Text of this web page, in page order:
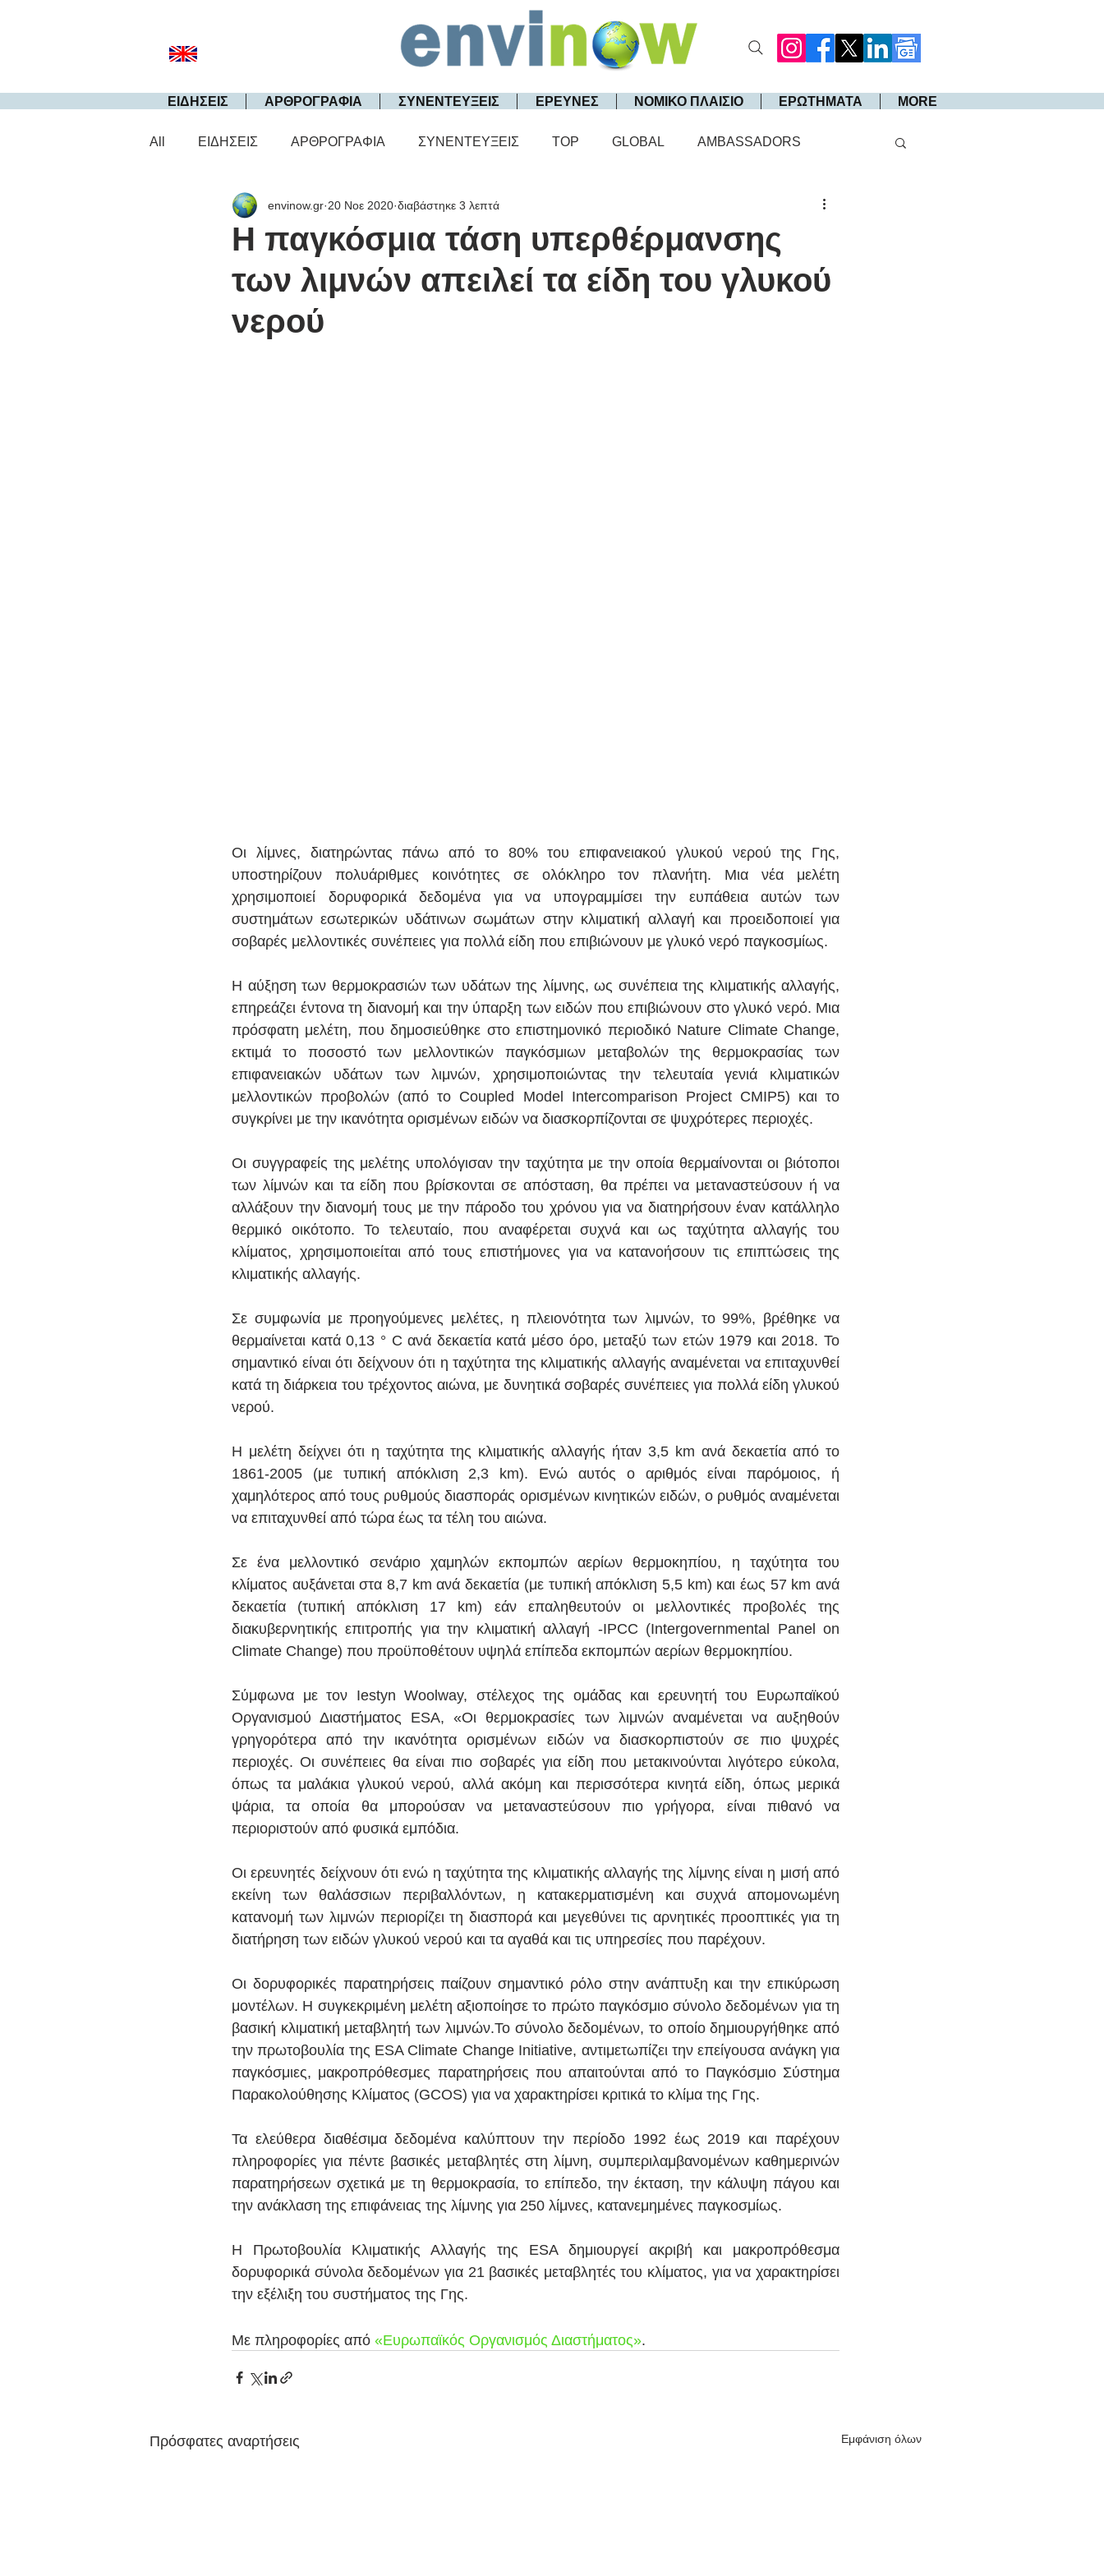
ΕΙΔΗΣΕΙΣ ΑΡΘΡΟΓΡΑΦΙΑ ΣΥΝΕΝΤΕΥΞΕΙΣ ΕΡΕΥΝΕΣ ΝΟΜΙΚΟ ΠΛΑΙΣΙΟ ΕΡΩΤΗΜΑΤΑ MORE
All ΕΙΔΗΣΕΙΣ ΑΡΘΡΟΓΡΑΦΙΑ ΣΥΝΕΝΤΕΥΞΕΙΣ TOP GLOBAL AMBASSADORS
Η παγκόσμια τάση υπερθέρμανσης
των λιμνών απειλεί τα είδη του γλυκού
νερού
envinow.gr 20 Νοε 2020 διαβάστηκε 3 λεπτά
Οι λίμνες, διατηρώντας πάνω από το 80% του επιφανειακού γλυκού νερού της Γης,
υποστηρίζουν πολυάριθμες κοινότητες σε ολόκληρο τον πλανήτη. Μια νέα μελέτη
χρησιμοποιεί δορυφορικά δεδομένα για να υπογραμμίσει την ευπάθεια αυτών των
συστημάτων εσωτερικών υδάτινων σωμάτων στην κλιματική αλλαγή και προειδοποιεί για
σοβαρές μελλοντικές συνέπειες για πολλά είδη που επιβιώνουν με γλυκό νερό παγκοσμίως.
Η αύξηση των θερμοκρασιών των υδάτων της λίμνης, ως συνέπεια της κλιματικής αλλαγής,
επηρεάζει έντονα τη διανομή και την ύπαρξη των ειδών που επιβιώνουν στο γλυκό νερό. Μια
πρόσφατη μελέτη, που δημοσιεύθηκε στο επιστημονικό περιοδικό Nature Climate Change,
εκτιμά το ποσοστό των μελλοντικών παγκόσμιων μεταβολών της θερμοκρασίας των
επιφανειακών υδάτων των λιμνών, χρησιμοποιώντας την τελευταία γενιά κλιματικών
μελλοντικών προβολών (από το Coupled Model Intercomparison Project CMIP5) και το
συγκρίνει με την ικανότητα ορισμένων ειδών να διασκορπίζονται σε ψυχρότερες περιοχές.
Οι συγγραφείς της μελέτης υπολόγισαν την ταχύτητα με την οποία θερμαίνονται οι βιότοποι
των λίμνών και τα είδη που βρίσκονται σε απόσταση, θα πρέπει να μεταναστεύσουν ή να
αλλάξουν την διανομή τους με την πάροδο του χρόνου για να διατηρήσουν έναν κατάλληλο
θερμικό οικότοπο. Το τελευταίο, που αναφέρεται συχνά και ως ταχύτητα αλλαγής του
κλίματος, χρησιμοποιείται από τους επιστήμονες για να κατανοήσουν τις επιπτώσεις της
κλιματικής αλλαγής.
Σε συμφωνία με προηγούμενες μελέτες, η πλειονότητα των λιμνών, το 99%, βρέθηκε να
θερμαίνεται κατά 0,13 ° C ανά δεκαετία κατά μέσο όρο, μεταξύ των ετών 1979 και 2018. Το
σημαντικό είναι ότι δείχνουν ότι η ταχύτητα της κλιματικής αλλαγής αναμένεται να επιταχυνθεί
κατά τη διάρκεια του τρέχοντος αιώνα, με δυνητικά σοβαρές συνέπειες για πολλά είδη γλυκού
νερού.
Η μελέτη δείχνει ότι η ταχύτητα της κλιματικής αλλαγής ήταν 3,5 km ανά δεκαετία από το
1861-2005 (με τυπική απόκλιση 2,3 km). Ενώ αυτός ο αριθμός είναι παρόμοιος, ή
χαμηλότερος από τους ρυθμούς διασποράς ορισμένων κινητικών ειδών, ο ρυθμός αναμένεται
να επιταχυνθεί από τώρα έως τα τέλη του αιώνα.
Σε ένα μελλοντικό σενάριο χαμηλών εκπομπών αερίων θερμοκηπίου, η ταχύτητα του
κλίματος αυξάνεται στα 8,7 km ανά δεκαετία (με τυπική απόκλιση 5,5 km) και έως 57 km ανά
δεκαετία (τυπική απόκλιση 17 km) εάν επαληθευτούν οι μελλοντικές προβολές της
διακυβερνητικής επιτροπής για την κλιματική αλλαγή -IPCC (Intergovernmental Panel on
Climate Change) που προϋποθέτουν υψηλά επίπεδα εκπομπών αερίων θερμοκηπίου.
Σύμφωνα με τον Iestyn Woolway, στέλεχος της ομάδας και ερευνητή του Ευρωπαϊκού
Οργανισμού Διαστήματος ESA, «Οι θερμοκρασίες των λιμνών αναμένεται να αυξηθούν
γρηγορότερα από την ικανότητα ορισμένων ειδών να διασκορπιστούν σε πιο ψυχρές
περιοχές. Οι συνέπειες θα είναι πιο σοβαρές για είδη που μετακινούνται λιγότερο εύκολα,
όπως τα μαλάκια γλυκού νερού, αλλά ακόμη και περισσότερα κινητά είδη, όπως μερικά
ψάρια, τα οποία θα μπορούσαν να μεταναστεύσουν πιο γρήγορα, είναι πιθανό να
περιοριστούν από φυσικά εμπόδια.
Οι ερευνητές δείχνουν ότι ενώ η ταχύτητα της κλιματικής αλλαγής της λίμνης είναι η μισή από
εκείνη των θαλάσσιων περιβαλλόντων, η κατακερματισμένη και συχνά απομονωμένη
κατανομή των λιμνών περιορίζει τη διασπορά και μεγεθύνει τις αρνητικές προοπτικές για τη
διατήρηση των ειδών γλυκού νερού και τα αγαθά και τις υπηρεσίες που παρέχουν.
Οι δορυφορικές παρατηρήσεις παίζουν σημαντικό ρόλο στην ανάπτυξη και την επικύρωση
μοντέλων. Η συγκεκριμένη μελέτη αξιοποίησε το πρώτο παγκόσμιο σύνολο δεδομένων για τη
βασική κλιματική μεταβλητή των λιμνών.Το σύνολο δεδομένων, το οποίο δημιουργήθηκε από
την πρωτοβουλία της ESA Climate Change Initiative, αντιμετωπίζει την επείγουσα ανάγκη για
παγκόσμιες, μακροπρόθεσμες παρατηρήσεις που απαιτούνται από το Παγκόσμιο Σύστημα
Παρακολούθησης Κλίματος (GCOS) για να χαρακτηρίσει κριτικά το κλίμα της Γης.
Τα ελεύθερα διαθέσιμα δεδομένα καλύπτουν την περίοδο 1992 έως 2019 και παρέχουν
πληροφορίες για πέντε βασικές μεταβλητές στη λίμνη, συμπεριλαμβανομένων καθημερινών
παρατηρήσεων σχετικά με τη θερμοκρασία, το επίπεδο, την έκταση, την κάλυψη πάγου και
την ανάκλαση της επιφάνειας της λίμνης για 250 λίμνες, κατανεμημένες παγκοσμίως.
Η Πρωτοβουλία Κλιματικής Αλλαγής της ESA δημιουργεί ακριβή και μακροπρόθεσμα
δορυφορικά σύνολα δεδομένων για 21 βασικές μεταβλητές του κλίματος, για να χαρακτηρίσει
την εξέλιξη του συστήματος της Γης.
Με πληροφορίες από «Ευρωπαϊκός Οργανισμός Διαστήματος».
Πρόσφατες αναρτήσεις Εμφάνιση όλων